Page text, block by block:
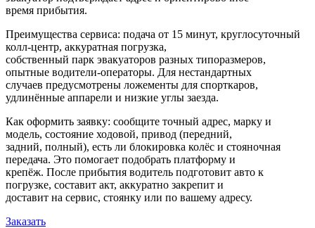
время прибытия.
Преимущества сервиса: подача от 15 минут, круглосуточный
колл‑центр, аккуратная погрузка,
собственный парк эвакуаторов разных типоразмеров,
опытные водители-операторы. Для нестандартных
случаев предусмотрены ложементы для спорткаров,
удлинённые аппарели и низкие углы заезда.
Как оформить заявку: сообщите точный адрес, марку и
модель, состояние ходовой, привод (передний,
задний, полный), есть ли блокировка колёс и стояночная
передача. Это помогает подобрать платформу и
крепёж. После прибытия водитель подготовит авто к
погрузке, составит акт, аккуратно закрепит и
доставит на сервис, стоянку или по вашему адресу.
Заказать